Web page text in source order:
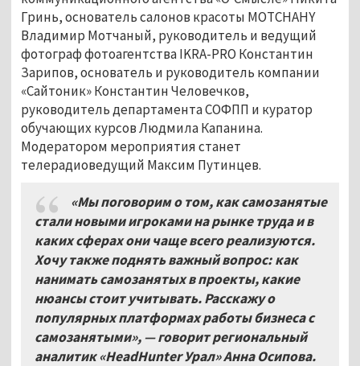
Гринь, основатель салонов красоты MOTCHAHY
Владимир Мотчаный, руководитель и ведущий
фотограф фотоагентства IKRA-PRO Константин
Зарипов, основатель и руководитель компании
«Сайтоник» Константин Человечков,
руководитель департамента СОФПП и куратор
обучающих курсов Людмила Капанина.
Модератором мероприятия станет
телерадиоведущий Максим Путинцев.
«Мы поговорим о том, как самозанятые
стали новыми игроками на рынке труда и в
каких сферах они чаще всего реализуются.
Хочу также поднять важный вопрос: как
нанимать самозанятых в проекты, какие
нюансы стоит учитывать. Расскажу о
популярных платформах работы бизнеса с
самозанятыми», — говорит региональный
аналитик «HeadHunter Урал» Анна Осипова.